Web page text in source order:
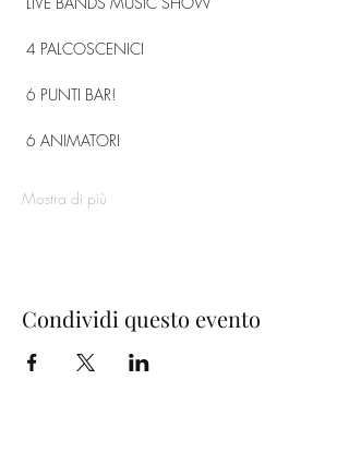
4 PALCOSCENICI
6 PUNTI BAR!
6 ANIMATORI
Mostra di più
Condividi questo evento